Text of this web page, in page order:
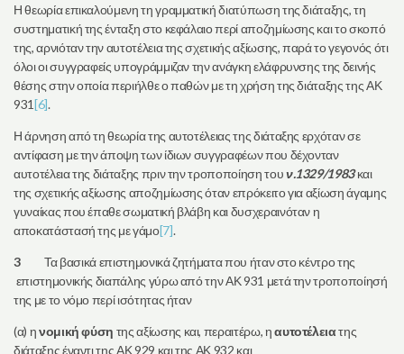
Η θεωρία επικαλούμενη τη γραμματική διατύπωση της διάταξης, τη
συστηματική της ένταξη στο κεφάλαιο περί αποζημίωσης και το σκοπό
της, αρνιόταν την αυτοτέλεια της σχετικής αξίωσης, παρά το γεγονός ότι
όλοι οι συγγραφείς υπογράμμιζαν την ανάγκη ελάφρυνσης της δεινής
θέσης στην οποία περιήλθε ο παθών με τη χρήση της διάταξης της ΑΚ
931[6].
Η άρνηση από τη θεωρία της αυτοτέλειας της διάταξης ερχόταν σε
αντίφαση με την άποψη των ίδιων συγγραφέων που δέχονταν
αυτοτέλεια της διάταξης πριν την τροποποίηση τουν.1329/1983και
της σχετικής αξίωσης αποζημίωσης όταν επρόκειτο για αξίωση άγαμης
γυναίκας που έπαθε σωματική βλάβη και δυσχεραινόταν η
αποκατάστασή της με γάμο[7].
3Τα βασικά επιστημονικά ζητήματα που ήταν στο κέντρο της
επιστημονικής διαπάλης γύρω από την ΑΚ 931 μετά την τροποποίησή
της με το νόμο περί ισότητας ήταν
(α) ηνομική φύση της αξίωσης και, περαιτέρω, ηαυτοτέλειατης
διάταξης έναντι της ΑΚ 929 και της ΑΚ 932 και